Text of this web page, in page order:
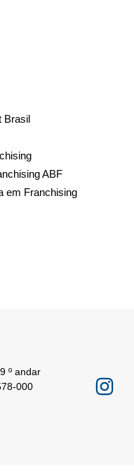
Brasil
ABF
em Franchising
º andar
000